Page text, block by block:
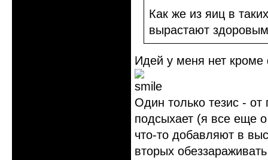
Как же из яиц в
вырастают
Идей у меня нет кроме
Один только тезис -
подсыхает (я все еще
что-то добавляют в
вторых